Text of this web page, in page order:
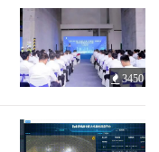
3450